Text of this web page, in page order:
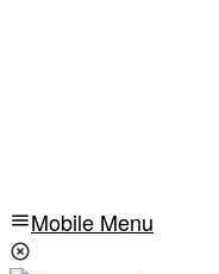
Mobile Menu